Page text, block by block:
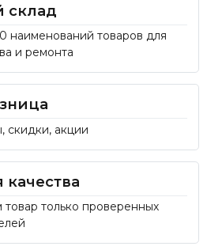
склад
наименований товаров для
и ремонта
скидки, акции
качества
только проверенных